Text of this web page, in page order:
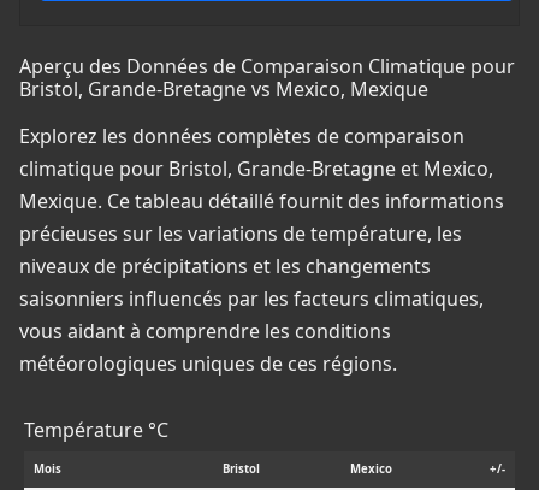
Aperçu des Données de Comparaison Climatique pour
Bristol, Grande-Bretagne vs Mexico, Mexique
Explorez les données complètes de comparaison
climatique pour Bristol, Grande-Bretagne et Mexico,
Mexique. Ce tableau détaillé fournit des informations
précieuses sur les variations de température, les
niveaux de précipitations et les changements
saisonniers influencés par les facteurs climatiques,
vous aidant à comprendre les conditions
météorologiques uniques de ces régions.
Température °C
Mois Bristol Mexico +/-